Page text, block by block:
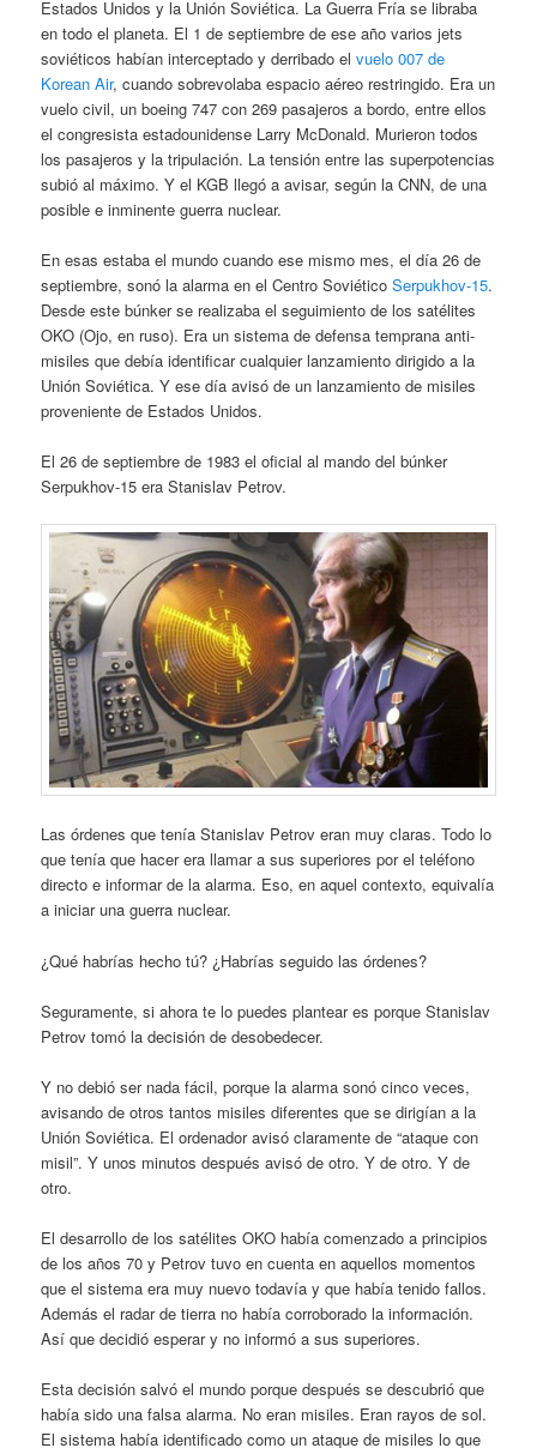
Estados Unidos y la Unión Soviética. La Guerra Fría se libraba
en todo el planeta. El 1 de septiembre de ese año varios jets
soviéticos habían interceptado y derribado elvuelo 007 de
Korean Air, cuando sobrevolaba espacio aéreo restringido. Era un
vuelo civil, un boeing 747 con 269 pasajeros a bordo, entre ellos
el congresista estadounidense Larry McDonald. Murieron todos
los pasajeros y la tripulación. La tensión entre las superpotencias
subió al máximo. Y el KGB llegó a avisar, según la CNN, de una
posible e inminente guerra nuclear.
En esas estaba el mundo cuando ese mismo mes, el día 26 de
septiembre, sonó la alarma en el Centro SoviéticoSerpukhov-15.
Desde este búnker se realizaba el seguimiento de los satélites
OKO (Ojo, en ruso). Era un sistema de defensa temprana anti-
misiles que debía identificar cualquier lanzamiento dirigido a la
Unión Soviética. Y ese día avisó de un lanzamiento de misiles
proveniente de Estados Unidos.
El 26 de septiembre de 1983 el oficial al mando del búnker
Serpukhov-15 era Stanislav Petrov.
Las órdenes que tenía Stanislav Petrov eran muy claras. Todo lo
que tenía que hacer era llamar a sus superiores por el teléfono
directo e informar de la alarma. Eso, en aquel contexto, equivalía
a iniciar una guerra nuclear.
¿Qué habrías hecho tú? ¿Habrías seguido las órdenes?
Seguramente, si ahora te lo puedes plantear es porque Stanislav
Petrov tomó la decisión de desobedecer.
Y no debió ser nada fácil, porque la alarma sonó cinco veces,
avisando de otros tantos misiles diferentes que se dirigían a la
Unión Soviética. El ordenador avisó claramente de “ataque con
misil”. Y unos minutos después avisó de otro. Y de otro. Y de
otro.
El desarrollo de los satélites OKO había comenzado a principios
de los años 70 y Petrov tuvo en cuenta en aquellos momentos
que el sistema era muy nuevo todavía y que había tenido fallos.
Además el radar de tierra no había corroborado la información.
Así que decidió esperar y no informó a sus superiores.
Esta decisión salvó el mundo porque después se descubrió que
había sido una falsa alarma. No eran misiles. Eran rayos de sol.
El sistema había identificado como un ataque de misiles lo que